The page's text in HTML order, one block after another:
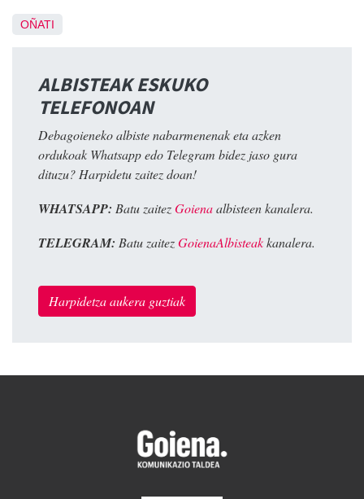
OÑATI
ALBISTEAK ESKUKO
TELEFONOAN
Debagoieneko albiste nabarmenenak eta azken
ordukoak Whatsapp edo Telegram bidez jaso gura
dituzu? Harpidetu zaitez doan!
WHATSAPP: Batu zaitezGoienaalbisteen kanalera.
TELEGRAM: Batu zaitezGoienaAlbisteakkanalera.
Harpidetza aukera guztiak